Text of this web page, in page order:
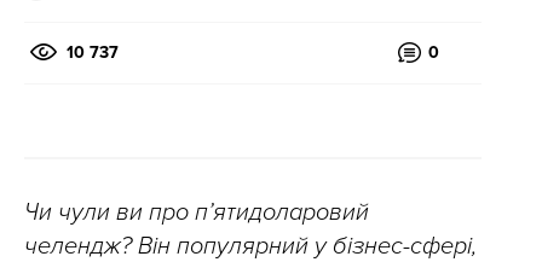
10 737 0
Чи чули ви про п’ятидоларовий
челендж? Він популярний у бізнес-сфері,